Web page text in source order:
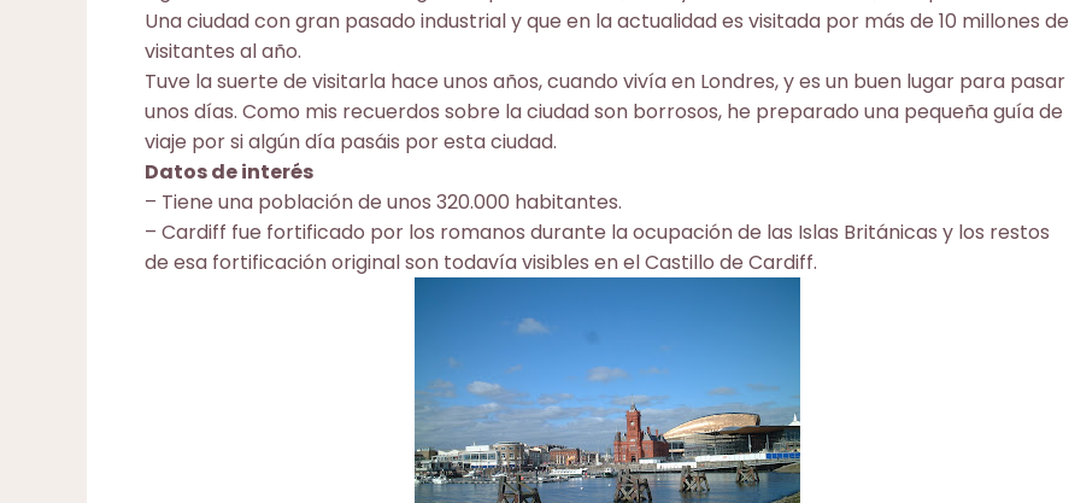
Una ciudad con gran pasado industrial y que en la actualidad es visitada por más de 10 millones de
visitantes al año.
Tuve la suerte de visitarla hace unos años, cuando vivía en Londres, y es un buen lugar para pasar
unos días. Como mis recuerdos sobre la ciudad son borrosos, he preparado una pequeña guía de
viaje por si algún día pasáis por esta ciudad.
Datos de interés
– Tiene una población de unos 320.000 habitantes.
– Cardiff fue fortificado por los romanos durante la ocupación de las Islas Británicas y los restos
de esa fortificación original son todavía visibles en el Castillo de Cardiff.